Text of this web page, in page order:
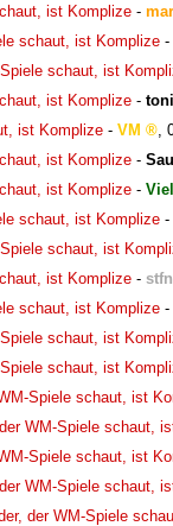
ist Komplize -
schaut, ist Komplize -
schaut, ist
ist Komplize -
ist Komplize - VM
ist Komplize -
ist Komplize -
schaut, ist Komplize -
schaut, ist
ist Komplize -
schaut, ist Komplize -
schaut, ist
schaut, ist
Spiele schaut, ist
WM-Spiele schaut,
Spiele schaut, ist
WM-Spiele schaut,
der WM-Spiele